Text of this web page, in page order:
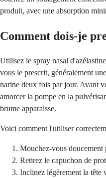
produit, avec une absorption
Comment dois-je
Utilisez le spray nasal
vous le prescrit, généralement
narine deux fois par jour. Avant
amorcer la pompe en la
brume apparaisse.
Voici comment l'utiliser
Mouchez-vous doucement
Retirez le capuchon de
Inclinez légèrement la tête